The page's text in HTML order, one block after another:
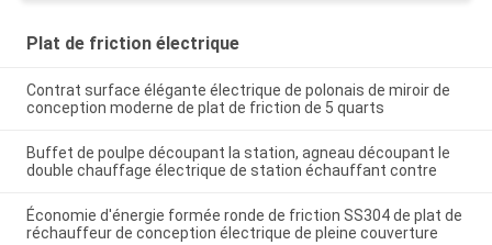
Plat de friction électrique
Contrat surface élégante électrique de polonais de miroir de
conception moderne de plat de friction de 5 quarts
Buffet de poulpe découpant la station, agneau découpant le
double chauffage électrique de station échauffant contre
Économie d'énergie formée ronde de friction SS304 de plat de
réchauffeur de conception électrique de pleine couverture